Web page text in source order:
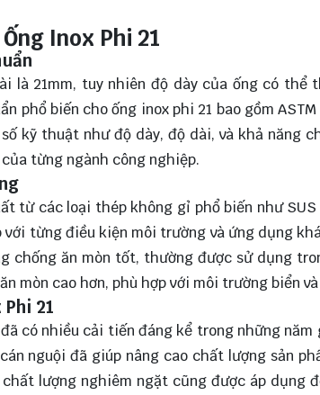
Inox Phi 21
là 21mm, tuy nhiên độ dày của ống có thể
phổ biến cho ống inox phi 21 bao gồm ASTM
kỹ thuật như độ dày, độ dài, và khả năng
từng ngành công nghiệp.
từ các loại thép không gỉ phổ biến như SUS
từng điều kiện môi trường và ứng dụng
chống ăn mòn tốt, thường được sử dụng
mòn cao hơn, phù hợp với môi trường biển
21
có nhiều cải tiến đáng kể trong những năm
nguội đã giúp nâng cao chất lượng sản
lượng nghiêm ngặt cũng được áp dụng